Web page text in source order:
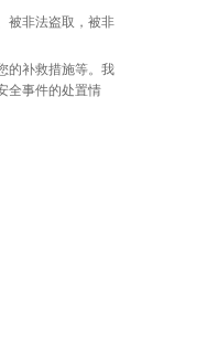
被非法盗取，被非
的补救措施等。我
全事件的处置情